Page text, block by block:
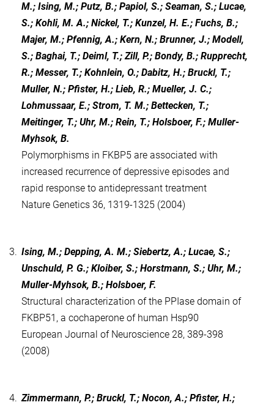
M.; Ising, M.; Putz, B.; Papiol, S.; Seaman, S.; Lucae,
S.; Kohli, M. A.; Nickel, T.; Kunzel, H. E.; Fuchs, B.;
Majer, M.; Pfennig, A.; Kern, N.; Brunner, J.; Modell,
S.; Baghai, T.; Deiml, T.; Zill, P.; Bondy, B.; Rupprecht,
R.; Messer, T.; Kohnlein, O.; Dabitz, H.; Bruckl, T.;
Muller, N.; Pfister, H.; Lieb, R.; Mueller, J. C.;
Lohmussaar, E.; Strom, T. M.; Bettecken, T.;
Meitinger, T.; Uhr, M.; Rein, T.; Holsboer, F.; Muller-
Myhsok, B.
Polymorphisms in FKBP5 are associated with
increased recurrence of depressive episodes and
rapid response to antidepressant treatment
Nature Genetics 36, 1319-1325 (2004)
3. Ising, M.; Depping, A. M.; Siebertz, A.; Lucae, S.;
Unschuld, P. G.; Kloiber, S.; Horstmann, S.; Uhr, M.;
Muller-Myhsok, B.; Holsboer, F.
Structural characterization of the PPIase domain of
FKBP51, a cochaperone of human Hsp90
European Journal of Neuroscience 28, 389-398
(2008)
4. Zimmermann, P.; Bruckl, T.; Nocon, A.; Pfister, H.;